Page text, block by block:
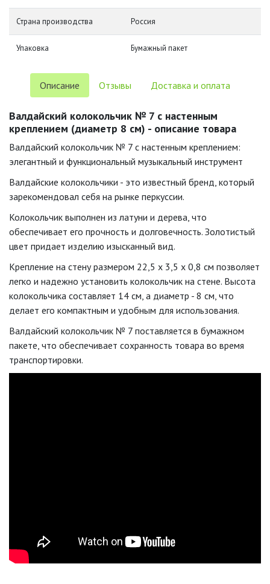
Страна производства Россия
Упаковка Бумажный пакет
Описание Отзывы Доставка и оплата
Валдайский колокольчик № 7 с настенным
креплением (диаметр 8 см) - описание товара
Валдайский колокольчик № 7 с настенным креплением:
элегантный и функциональный музыкальный инструмент
Валдайские колокольчики - это известный бренд, который
зарекомендовал себя на рынке перкуссии.
Колокольчик выполнен из латуни и дерева, что
обеспечивает его прочность и долговечность. Золотистый
цвет придает изделию изысканный вид.
Крепление на стену размером 22,5 х 3,5 х 0,8 см позволяет
легко и надежно установить колокольчик на стене. Высота
колокольчика составляет 14 см, а диаметр - 8 см, что
делает его компактным и удобным для использования.
Валдайский колокольчик № 7 поставляется в бумажном
пакете, что обеспечивает сохранность товара во время
транспортировки.